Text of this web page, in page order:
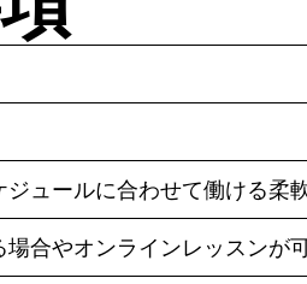
ュールに合わせて働ける柔
合やオンラインレッスンが